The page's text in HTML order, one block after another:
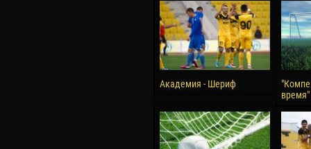
Академия - Шериф